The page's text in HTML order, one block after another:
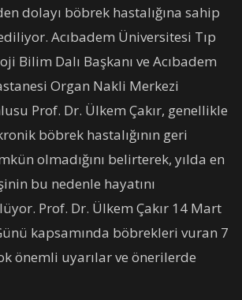
dolayı böbrek hastalığına sahip
Acıbadem Üniversitesi Tıp
Bilim Dalı Başkanı ve Acıbadem
Organ Nakli Merkezi
Prof. Dr. Ülkem Çakır, genellikle
böbrek hastalığının geri
olmadığını belirterek, yılda en
bu nedenle hayatını
Prof. Dr. Ülkem Çakır 14 Mart
kapsamında böbrekleri vuran 7
önemli uyarılar ve önerilerde